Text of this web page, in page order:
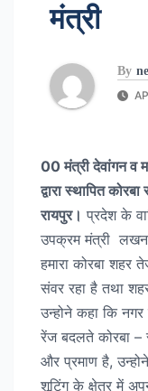
मंत्री
By
00 मंत्री देवांगन व
द्वारा स्थापित
रायपुर। प्रदेश के
उपक्रम मंत्री
हमारा कोरबा
संवर रहा है तथा
उन्होने कहा कि नगर
रेंज बदलते कोरबा –
और प्रमाण है,
शूटिंग के क्षेत्र में